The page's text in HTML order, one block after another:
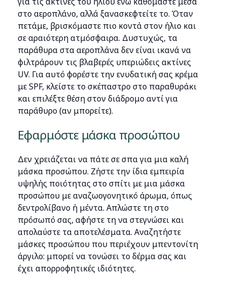
στο αεροπλάνο, αλλά ξανασκεφτείτε το. Όταν
πετάμε, βρισκόμαστε πιο κοντά στον ήλιο και
σε αραιότερη ατμόσφαιρα. Δυστυχώς, τα
παράθυρα στα αεροπλάνα δεν είναι ικανά να
φιλτράρουν τις βλαβερές υπεριώδεις ακτίνες
UV. Για αυτό φορέστε την ενυδατική σας κρέμα
με SPF, κλείστε το σκέπαστρο στο παραθυράκι
και επιλέξτε θέση στον διάδρομο αντί για
παράθυρο (αν μπορείτε).
Εφαρμόστε μάσκα προσώπου
Δεν χρειάζεται να πάτε σε σπα για μια καλή
μάσκα προσώπου. Ζήστε την ίδια εμπειρία
υψηλής ποιότητας στο σπίτι με μια μάσκα
προσώπου με αναζωογονητικό άρωμα, όπως
δεντρολίβανο ή μέντα. Απλώστε τη στο
πρόσωπό σας, αφήστε τη να στεγνώσει και
απολαύστε τα αποτελέσματα. Αναζητήστε
μάσκες προσώπου που περιέχουν μπεντονίτη
άργιλο: μπορεί να τονώσει το δέρμα σας και
έχει απορροφητικές ιδιότητες.